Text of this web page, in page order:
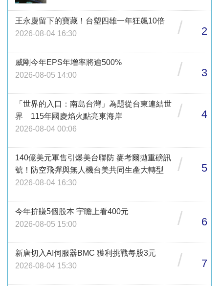
王永慶留下的寶藏！台塑四雄一年狂飆10倍
2026-08-04 16:30
/ 2
威剛今年EPS年增率將逾500%
2026-08-05 14:00
/ 3
「世界的入口：南島台灣」為題從台東連結世
界 115年國慶焰火點亮東海岸
2026-08-04 00:06
/ 4
140億美元軍售引爆美台聯防 麥考爾拋重磅訊
號！防空飛彈與無人機台美共同生產大轉型
2026-08-04 16:30
/ 5
今年拚賺5個股本 宇瞻上看400元
2026-08-05 15:00
/ 6
新唐切入AI伺服器BMC 獲利挑戰每股3元
2026-08-04 15:30
/ 7